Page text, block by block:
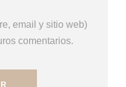
email y sitio web)
comentarios.